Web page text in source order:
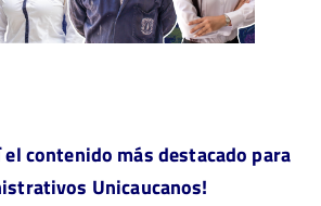
el contenido más destacado para
Unicaucanos!